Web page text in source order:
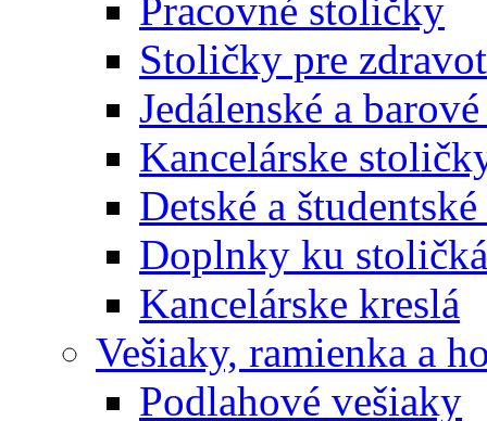
Pracovné stoličky
Stoličky pre
Jedálenské a
Kancelárske
Detské a
Doplnky ku
Kancelárske kreslá
Vešiaky, ramienka a
Podlahové vešiaky